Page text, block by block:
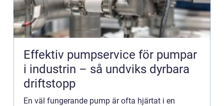
Effektiv pumpservice för pumpar
i industrin – så undviks dyrbara
driftstopp
En väl fungerande pump är ofta hjärtat i en